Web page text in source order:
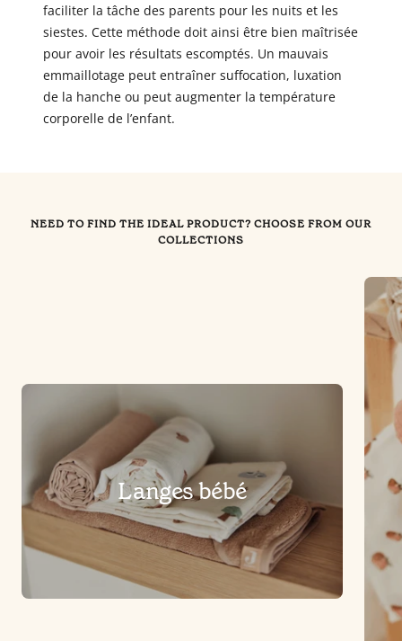
faciliter la tâche des parents pour les nuits et les
siestes. Cette méthode doit ainsi être bien maîtrisée
pour avoir les résultats escomptés. Un mauvais
emmaillotage peut entraîner suffocation, luxation
de la hanche ou peut augmenter la température
corporelle de l’enfant.
NEED TO FIND THE IDEAL PRODUCT? CHOOSE FROM OUR
COLLECTIONS
Langes bébé